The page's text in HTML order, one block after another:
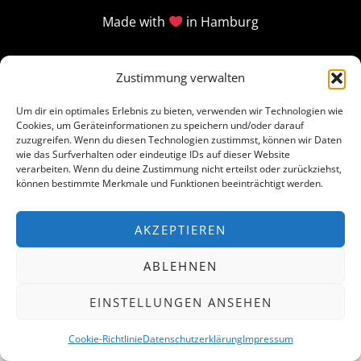
Zustimmung verwalten
Um dir ein optimales Erlebnis zu bieten, verwenden wir Technologien wie
Cookies, um Geräteinformationen zu speichern und/oder darauf
zuzugreifen. Wenn du diesen Technologien zustimmst, können wir Daten
wie das Surfverhalten oder eindeutige IDs auf dieser Website
verarbeiten. Wenn du deine Zustimmung nicht erteilst oder zurückziehst,
können bestimmte Merkmale und Funktionen beeinträchtigt werden.
AKZEPTIEREN
ABLEHNEN
EINSTELLUNGEN ANSEHEN
Cookie-RichtlinieDatenschutzerklärungImpressum
Made with in Hamburg